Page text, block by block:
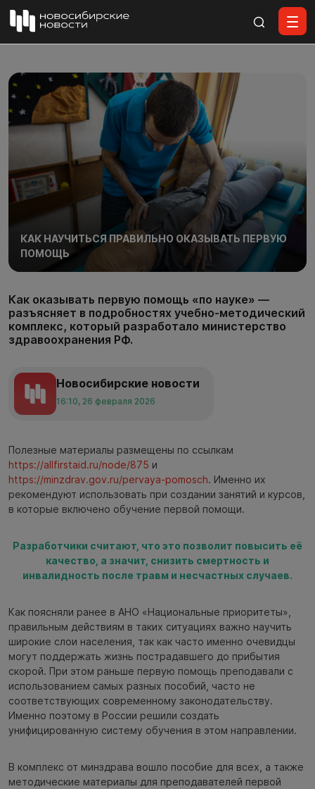
КАК НАУЧИТЬСЯ ПРАВИЛЬНО ОКАЗЫВАТЬ ПЕРВУЮ
ПОМОЩЬ
Как оказывать первую помощь «по науке» —
разъясняет в подробностях учебно-методический
комплекс, который разработало министерство
здравоохранения РФ.
Новосибирские новости
16:10, 26 февраля 2026
Полезные материалы размещены по ссылкам
https://allfirstaid.ru/node/875 и
https://minzdrav.gov.ru/pervaya-pomosch. Именно их
рекомендуют использовать при создании занятий и курсов,
в которые включено обучение первой помощи.
Разработчики считают, что это позволит повысить её
качество, а значит, снизить смертность и
инвалидность после травм и несчастных случаев.
Как поясняли ранее в АНО «Национальные приоритеты»,
правильным действиям в таких ситуациях важно научить
широкие слои населения, так как часто именно очевидцы
могут поддержать жизнь пострадавшего до прибытия
скорой. При этом раньше первую помощь преподавали с
использованием самых разных пособий, часто не
соответствующих современному законодательству.
Именно поэтому в России решили создать
унифицированную систему обучения в этом направлении.
В комплекс от минздрава вошло пособие для всех, а также
методические материалы для преподавателей первой